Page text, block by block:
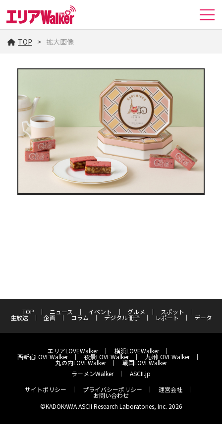
TOP 拡大画像
TOP ニュース イベント グルメ スポット
生放送 企画 コラム デジタル冊子 レポート データ
エリアLOVEWalker 横浜LOVEWalker
西新宿LOVEWalker 夜景LOVEWalker 九州LOVEWalker
丸の内LOVEWalker
戦国LOVEWalker
ラーメンWalker
ASCII.jp
サイトポリシー
プライバシーポリシー 運営会社
お問い合わせ
©KADOKAWA ASCII Research Laboratories, Inc. 2026